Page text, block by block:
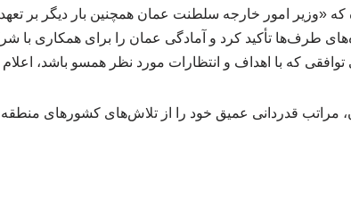
«وزیر امور خارجه سلطنت عمان همچنین بار دیگر بر
طرف‌ها تأکید کرد و آمادگی عمان را برای همکاری با
که با اهداف و انتظارات مورد نظر همسو باشد،
مراتب قدردانی عمیق خود را از تلاش‌های کشورهای منطقه